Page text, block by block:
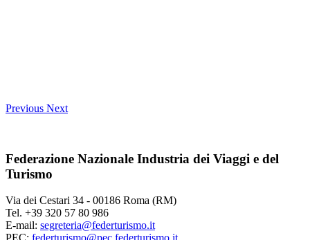
Previous Next
Federazione Nazionale Industria dei Viaggi e del
Turismo
Via dei Cestari 34 - 00186 Roma (RM)
Tel. +39 320 57 80 986
E-mail: segreteria@federturismo.it